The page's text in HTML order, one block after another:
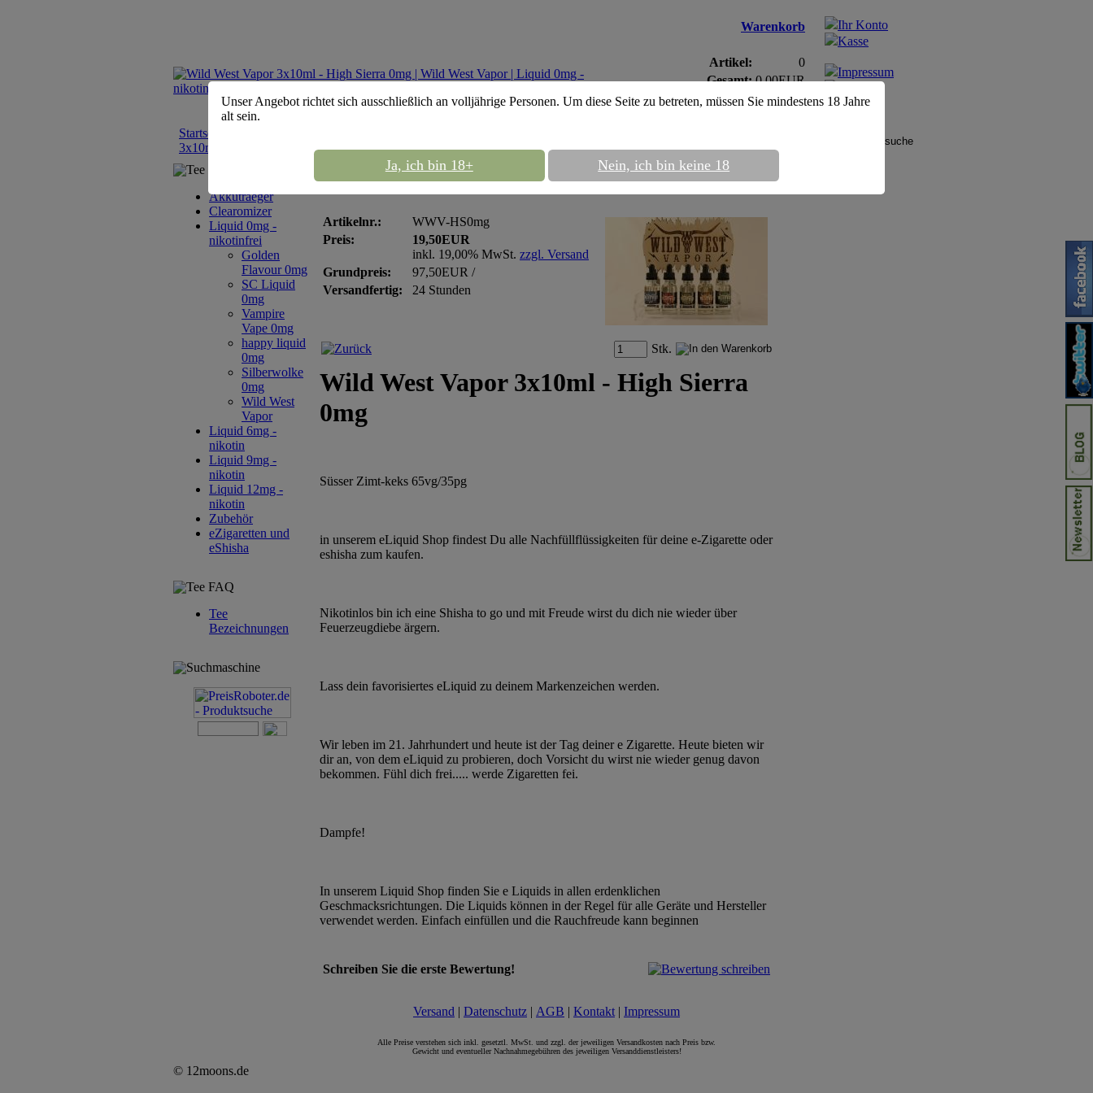
Warenkorb
Artikel:
0
Gesamt: 0,00EUR
Ihr Konto
Kasse
Impressum
Startseite
3x10ml - High Sierra 0mg
Tee Sortiment
Akkutraeger
Clearomizer
Liquid 0mg -
nikotinfrei
Golden
Flavour 0mg
SC Liquid
0mg
Vampire
Vape 0mg
happy liquid
0mg
Silberwolke
0mg
Wild West
Vapor
Liquid 6mg -
nikotin
Liquid 9mg -
nikotin
Liquid 12mg -
nikotin
Zubehör
eZigaretten und
eShisha
Tee FAQ
Tee
Bezeichnungen
Suchmaschine
Wild West Vapor 3x10ml - High Sierra 0mg
Artikelnr.:
WWV-HS0mg
Preis:
19,50EUR
inkl. 19,00% MwSt. zzgl. Versand
Grundpreis:
97,50EUR /
Versandfertig:
24 Stunden
Stk.
Wild West Vapor 3x10ml - High Sierra
0mg
Süsser Zimt-keks 65vg/35pg
in unserem eLiquid Shop findest Du alle Nachfüllflüssigkeiten für deine e-Zigarette oder
eshisha zum kaufen.
Nikotinlos bin ich eine Shisha to go und mit Freude wirst du dich nie wieder über
Feuerzeugdiebe ärgern.
Lass dein favorisiertes eLiquid zu deinem Markenzeichen werden.
Wir leben im 21. Jahrhundert und heute ist der Tag deiner e Zigarette. Heute bieten wir
dir an, von dem eLiquid zu probieren, doch Vorsicht du wirst nie wieder genug davon
bekommen. Fühl dich frei..... werde Zigaretten fei.
Dampfe!
In unserem Liquid Shop finden Sie e Liquids in allen erdenklichen
Geschmacksrichtungen. Die Liquids können in der Regel für alle Geräte und Hersteller
verwendet werden. Einfach einfüllen und die Rauchfreude kann beginnen
Schreiben Sie die erste Bewertung!
Versand | Datenschutz | AGB | Kontakt | Impressum
Alle Preise verstehen sich inkl. gesetztl. MwSt. und zzgl. der jeweiligen Versandkosten nach Preis bzw.
Gewicht und eventueller Nachnahmegebühren des jeweiligen Versanddienstleisters!
© 12moons.de
Unser Angebot richtet sich ausschließlich an volljährige Personen. Um diese Seite zu betreten, müssen Sie mindestens 18 Jahre
alt sein.
Ja, ich bin 18+ Nein, ich bin keine 18